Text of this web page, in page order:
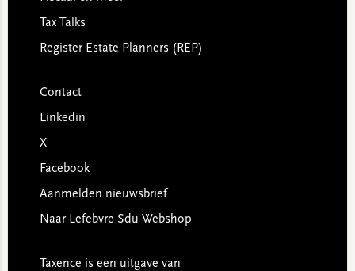
Tax Talks
Register Estate Planners (REP)
Contact
Linkedin
X
Facebook
Aanmelden nieuwsbrief
Naar Lefebvre Sdu Webshop
Taxence is een uitgave van